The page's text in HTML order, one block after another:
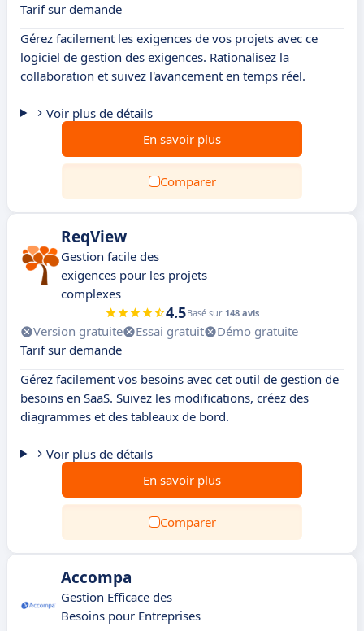
Tarif sur demande
Gérez facilement les exigences de vos projets avec ce
logiciel de gestion des exigences. Rationalisez la
collaboration et suivez l'avancement en temps réel.
Voir plus de détails
En savoir plus
Comparer
ReqView
Gestion facile des
exigences pour les projets
complexes
4.5Basé sur 148 avis
Version gratuite Essai gratuit
Démo gratuite
Tarif sur demande
Gérez facilement vos besoins avec cet outil de gestion de
besoins en SaaS. Suivez les modifications, créez des
diagrammes et des tableaux de bord.
Voir plus de détails
En savoir plus
Comparer
Accompa
Gestion Efficace des
Besoins pour Entreprises